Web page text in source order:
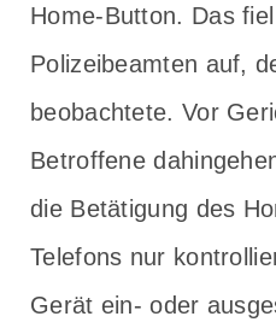
Home-Button. Das
Polizeibeamten auf,
beobachtete. Vor
Betroffene
die Betätigung des
Telefons nur
Gerät ein- oder